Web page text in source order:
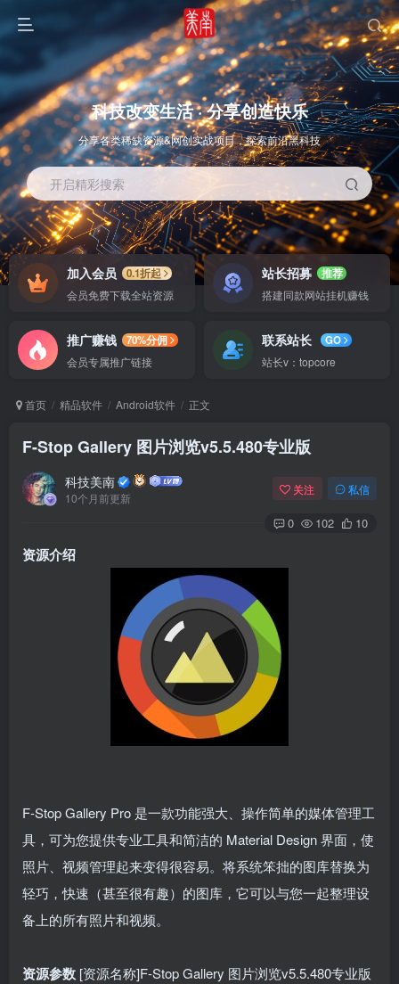
OS教程 SOFT教程
Linux软件
科技改变生活 · 分享创造快乐
分享各类稀缺资源&网创实战项目，探索前沿黑科技
开启精彩搜索
加入会员
0.1折起
会员免费下载全站资源
站长招募
推荐
搭建同款网站挂机赚钱
推广赚钱
70%分佣
会员专属推广链接
联系站长
GO
站长v：topcore
首页 精品软件 Android软件 正文
F-Stop Gallery 图片浏览v5.5.480专业版
科技美南
10个月前更新
关注 私信
0 102 10
资源介绍
F-Stop Gallery Pro 是一款功能强大、操作简单的媒体管理工
具，可为您提供专业工具和简洁的 Material Design 界面，使
照片、视频管理起来变得很容易。将系统笨拙的图库替换为
轻巧，快速（甚至很有趣）的图库，它可以与您一起整理设
备上的所有照片和视频。
资源参数 [资源名称]F-Stop Gallery 图片浏览v5.5.480专业版